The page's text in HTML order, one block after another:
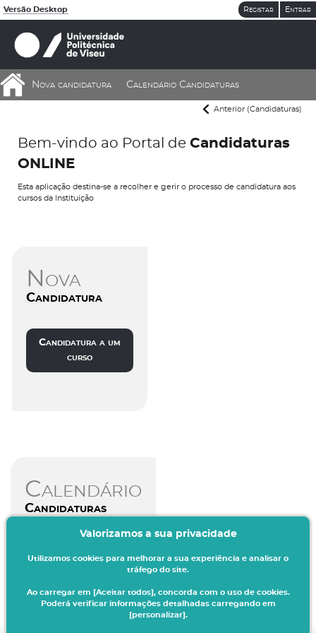
Versão Desktop Registar Entrar
Nova candidatura Calendário Candidaturas
Anterior (Candidaturas)
Bem-vindo ao Portal de Candidaturas
ONLINE
Esta aplicação destina-se a recolher e gerir o processo de candidatura aos
cursos da Instituição
Nova
Candidatura
Candidatura a um
curso
Calendário
Candidaturas
Aceda aqui
Valorizamos a sua privacidade
Utilizamos cookies para melhorar a sua experiência e analisar o
tráfego do site.
Ao carregar em [Aceitar todos], concorda com o uso de cookies.
Poderá verificar informações detalhadas carregando em
[personalizar].